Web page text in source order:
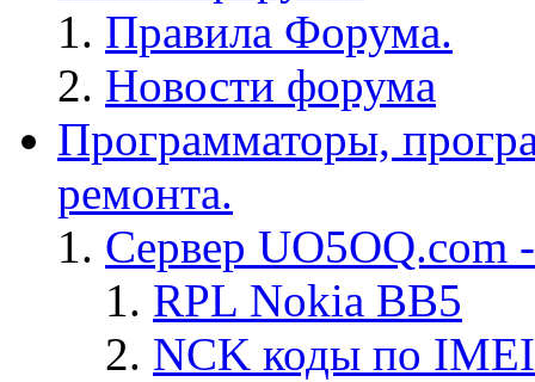
Правила Форума.
Новости форума
Программаторы,
ремонта.
Сервер
RPL Nokia BB5
NCK коды по IMEI